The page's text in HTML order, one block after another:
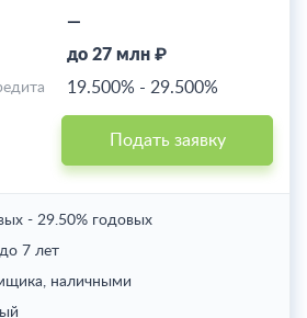
—
до 27 млн ₽
19.500% - 29.500%
Подать заявку
- 29.50% годовых
до 7 лет
наличными